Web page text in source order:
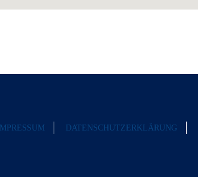
IMPRESSUM DATENSCHUTZERKLÄRUNG